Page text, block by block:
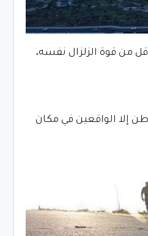
من قوة الزلزال نفسه،
إلا الواقعين في مكان